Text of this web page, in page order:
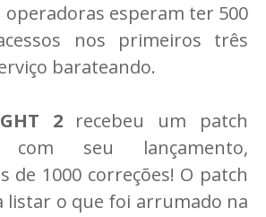
operadoras esperam ter 500
nos primeiros três
barateando.
2recebeu um patch
com seu lançamento,
de 1000 correções! O patch
listar o que foi arrumado na